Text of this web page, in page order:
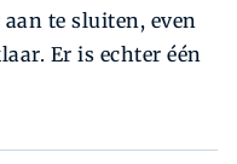
te sluiten, even
Er is echter één